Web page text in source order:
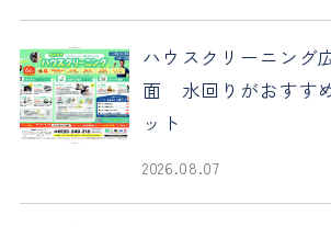
ハウスクリーニング
面 水回りがおすす
ット
2026.08.07